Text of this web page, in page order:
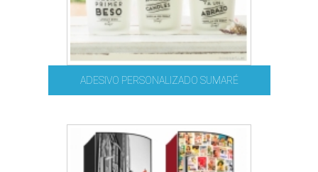
ADESIVO PERSONALIZADO SUMARÉ